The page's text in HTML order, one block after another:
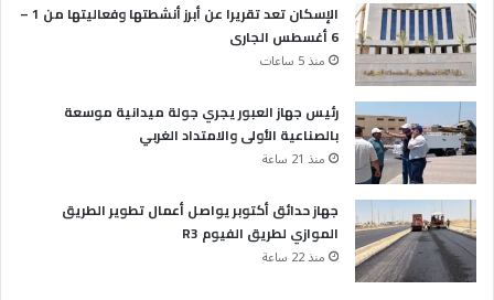
الإسكان تعد تقريرا عن أبرز أنشطتها وفعاليتها من 1 –
6 أغسطس الجارى
منذ 5 ساعات
رئيس جهاز العبور يجري جولة ميدانية موسعة
بالصناعية الأولى والامتداد الغربي
منذ 21 ساعة
جهاز حدائق أكتوبر يواصل أعمال تطوير الطريق
الموازي لطريق الفيوم R3
منذ 22 ساعة